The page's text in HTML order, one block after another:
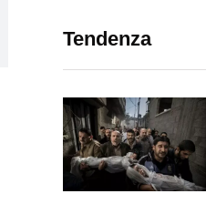
Tendenza